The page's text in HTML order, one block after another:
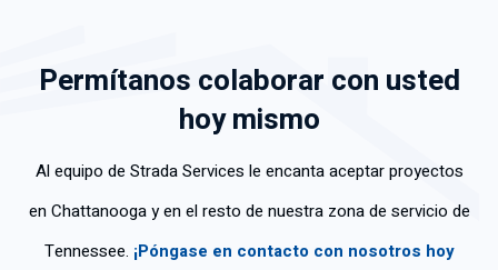
Permítanos colaborar con usted
hoy mismo
Al equipo de Strada Services le encanta aceptar proyectos
en Chattanooga y en el resto de nuestra zona de servicio de
Tennessee. ¡Póngase en contacto con nosotros hoy